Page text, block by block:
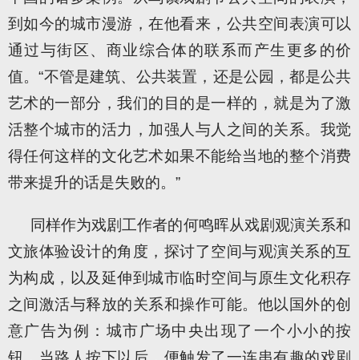
到如今的城市漫游，在他看来，公共空间表演可以
通过与街区、商业综合体的联系而产生更多的价
值。“不管是建筑、公共装置，还是公园，都是公共
艺术的一部分，我们的目的是一样的，就是为了激
活整个城市的活力，加强人与人之间的关系。我觉
得任何这样的文化艺术如果不能给当地的整个消费
带来提升的话是失败的。”
同样作为戏剧工作者的何鸣晖从戏剧观演关系和
文旅体验设计的角度，探讨了空间与观演关系的互
为构成，以及延伸到城市临时空间与原生文化积存
之间激活与释放的关系和操作可能。他以国外的创
意广告为例：城市广场中央出现了一个小小的按